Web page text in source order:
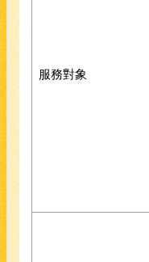
服務對象